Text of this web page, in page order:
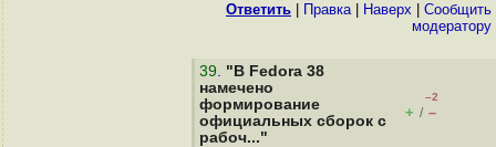
Ответить Правка| Наверх
Cообщить
модератору
39. "В Fedora 38
намечено
формирование
официальных сборок с
рабоч..."
–2
+ / –